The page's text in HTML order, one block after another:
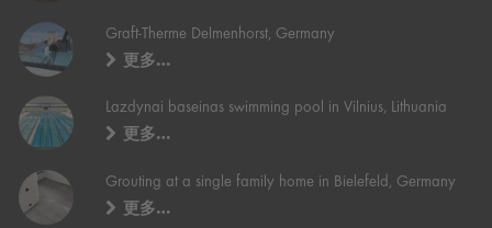
Graft-Therme Delmenhorst, Germany
更多…
Lazdynai baseinas swimming pool in Vilnius, Lithuania
更多…
Grouting at a single family home in Bielefeld, Germany
更多…